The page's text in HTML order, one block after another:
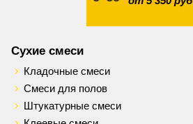
Сухие смеси
Кладочные смеси
Смеси для полов
Штукатурные смеси